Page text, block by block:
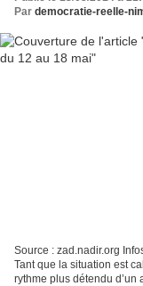
Par democratie-reelle-
Source : zad.nadir.org
Tant que la situation est
rythme plus détendu d’un